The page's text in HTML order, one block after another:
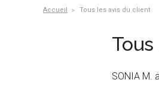
Accueil Tous les avis du client
SONIA M.